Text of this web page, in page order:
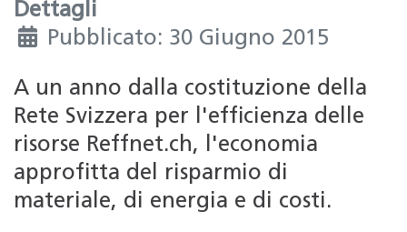
Dettagli
Pubblicato: 30 Giugno 2015
A un anno dalla costituzione della
Rete Svizzera per l'efficienza delle
risorse Reffnet.ch, l'economia
approfitta del risparmio di
materiale, di energia e di costi.